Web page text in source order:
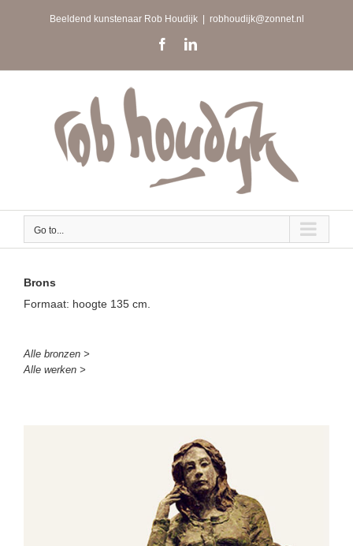
Beeldend kunstenaar Rob Houdijk robhoudijk@zonnet.nl
FacebookLinkedIn
Go to...
Brons
Formaat: hoogte 135 cm.
Alle bronzen >
Alle werken >